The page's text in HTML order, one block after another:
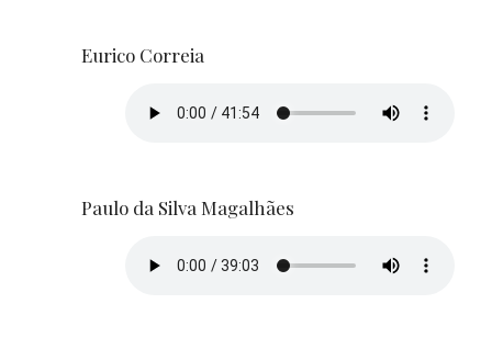
Eurico Correia
Paulo da Silva Magalhães